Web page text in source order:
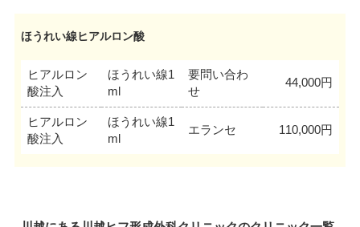
ほうれい線ヒアルロン酸
ヒアルロン
酸注入
ほうれい線1
ml
要問い合わ
せ
44,000円
ヒアルロン
酸注入
ほうれい線1
ml
エランセ 110,000円